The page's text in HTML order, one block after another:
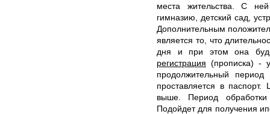
места жительства. С
гимназию, детский сад,
Дополнительным
является то, что
дня и при этом она
регистрация (прописка) -
продолжительный
проставляется в
выше. Период
Подойдет для получения